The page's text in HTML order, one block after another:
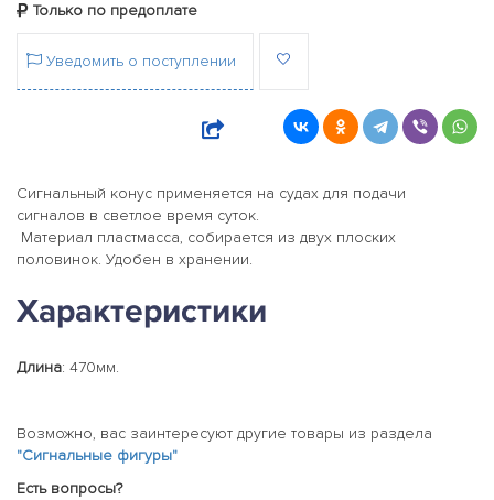
Только по предоплате
Уведомить о поступлении
Сигнальный конус применяется на судах для подачи
сигналов в светлое время суток.
Материал пластмасса, собирается из двух плоских
половинок. Удобен в хранении.
Характеристики
Длина: 470мм.
Возможно, вас заинтересуют другие товары из раздела
"Сигнальные фигуры"
Есть вопросы?